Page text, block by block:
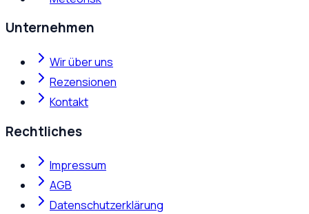
Unternehmen
Wir über uns
Rezensionen
Kontakt
Rechtliches
Impressum
AGB
Datenschutzerklärung